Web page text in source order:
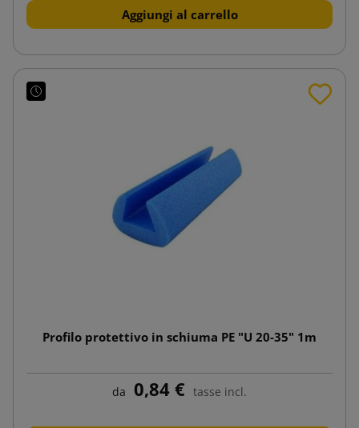
Aggiungi al carrello
Profilo protettivo in schiuma PE "U 20-35" 1m
da 0,84 € tasse incl.